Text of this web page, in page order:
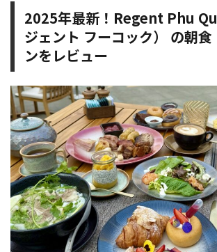
2025年最新！Regent Phu
ジェント フーコック） の朝食
ンをレビュー